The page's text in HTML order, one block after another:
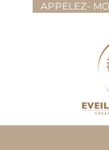
APPELEZ-